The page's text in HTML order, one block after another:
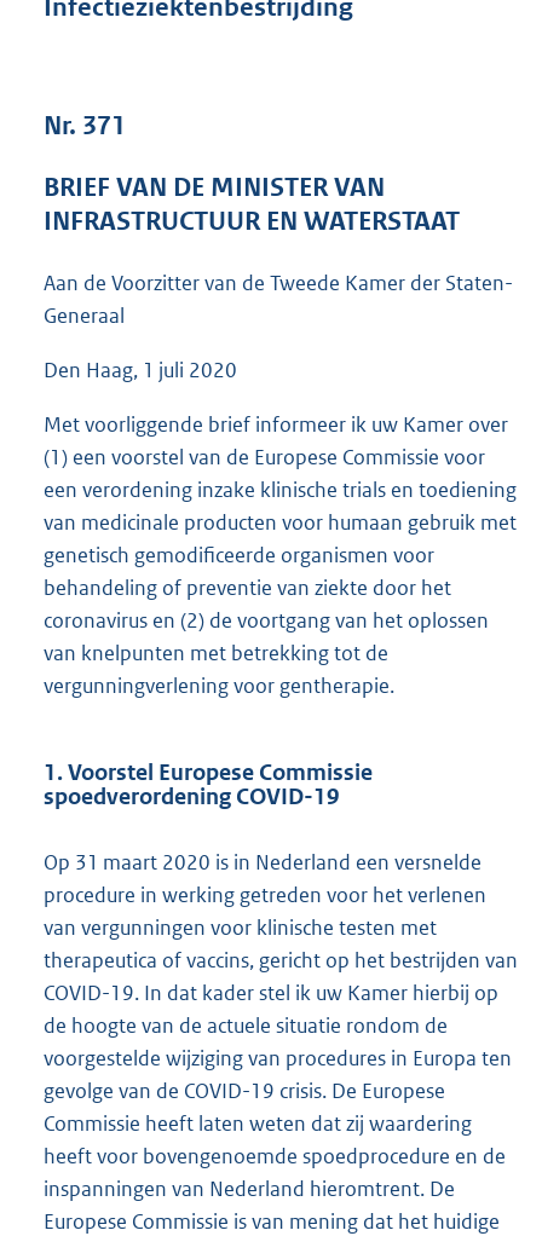
o
K
b
Infectieziektenbestrijding
Nr. 371
BRIEF VAN DE MINISTER VAN
INFRASTRUCTUUR EN WATERSTAAT
Aan de Voorzitter van de Tweede Kamer der Staten-
Generaal
Den Haag, 1 juli 2020
Met voorliggende brief informeer ik uw Kamer over
(1) een voorstel van de Europese Commissie voor
een verordening inzake klinische trials en toediening
van medicinale producten voor humaan gebruik met
genetisch gemodificeerde organismen voor
behandeling of preventie van ziekte door het
coronavirus en (2) de voortgang van het oplossen
van knelpunten met betrekking tot de
vergunningverlening voor gentherapie.
1. Voorstel Europese Commissie
spoedverordening COVID-19
Op 31 maart 2020 is in Nederland een versnelde
procedure in werking getreden voor het verlenen
van vergunningen voor klinische testen met
therapeutica of vaccins, gericht op het bestrijden van
COVID-19. In dat kader stel ik uw Kamer hierbij op
de hoogte van de actuele situatie rondom de
voorgestelde wijziging van procedures in Europa ten
gevolge van de COVID-19 crisis. De Europese
Commissie heeft laten weten dat zij waardering
heeft voor bovengenoemde spoedprocedure en de
inspanningen van Nederland hieromtrent. De
Europese Commissie is van mening dat het huidige